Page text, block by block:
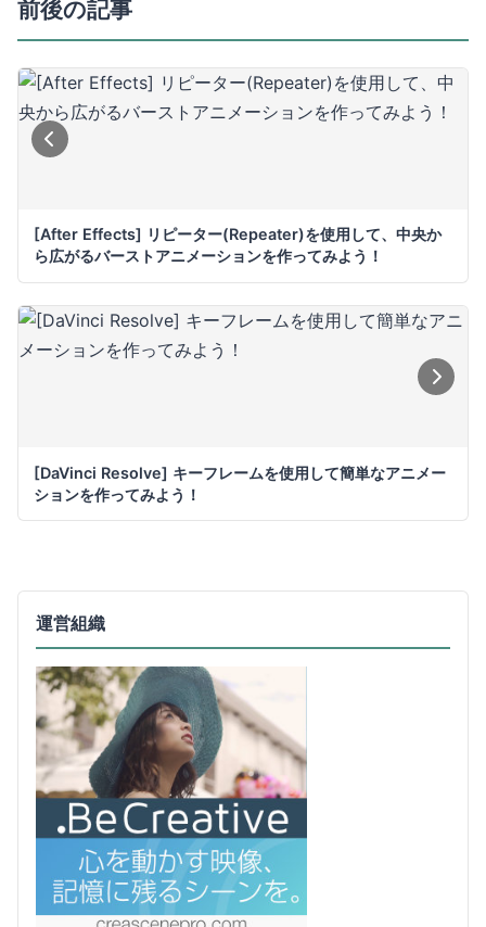
前後の記事
[After Effects] リピーター(Repeater)を使用して、中央か
ら広がるバーストアニメーションを作ってみよう！
[DaVinci Resolve] キーフレームを使用して簡単なアニメー
ションを作ってみよう！
運営組織